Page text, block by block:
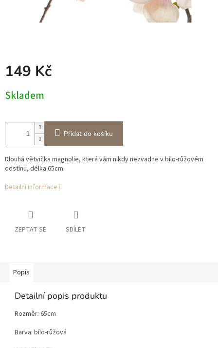
149 Kč
cena:
Skladem
Přidat do košíku
Dlouhá větvička magnolie, která vám nikdy nezvadne v bílo-růžovém
odstínu, délka 65cm.
Detailní informace
ZEPTAT SE SDÍLET
Popis
Detailní popis produktu
Rozměr: 65cm
Barva: bílo-růžová